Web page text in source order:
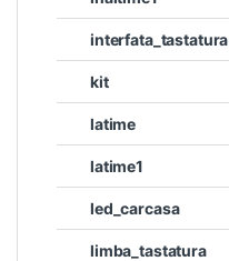
interfata_tastatura
kit
latime
latime1
led_carcasa
limba_tastatura